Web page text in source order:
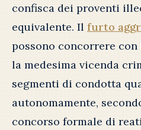
confisca dei proventi
equivalente. Il furto
possono concorrere
la medesima vicenda
segmenti di condotta
autonomamente,
concorso formale di reati